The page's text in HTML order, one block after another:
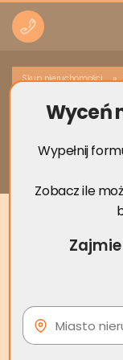
Skup nieruchomości »
Kiedy
mieszkania?
Wyceń
Wypełnij
Zobacz ile